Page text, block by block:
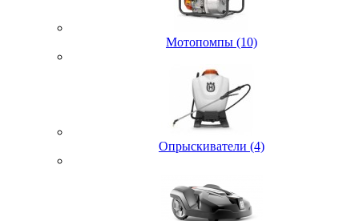
Мотопомпы (10)
Опрыскиватели (4)